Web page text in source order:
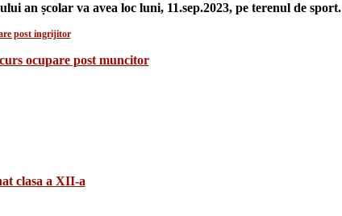
an școlar va avea loc luni, 11.sep.2023, pe terenul de sport.
post ingrijitor
ocupare post muncitor
clasa a XII-a